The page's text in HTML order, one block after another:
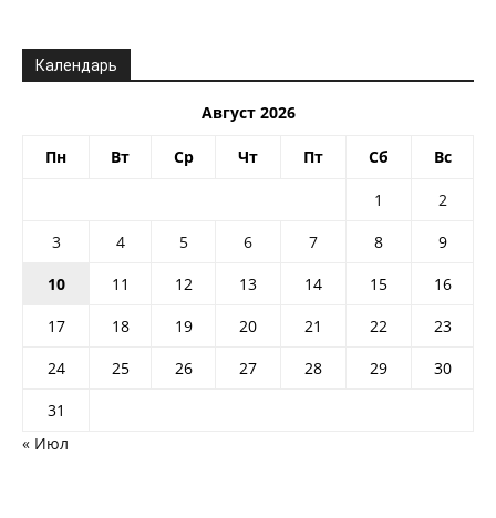
Календарь
Август 2026
Пн Вт Ср Чт Пт Сб Вс
1
2
3
4 5 6 7 8
9
10
11 12 13 14 15
16
17
18 19 20 21 22
23
24
25 26 27 28 29
30
31
« Июл